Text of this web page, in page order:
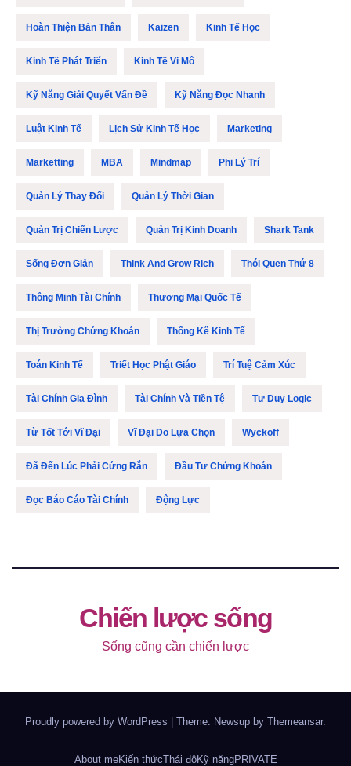
Hoàn Thiện Bản Thân Kaizen Kinh Tế Học
Kinh Tế Phát Triển Kinh Tế Vi Mô
Kỹ Năng Giải Quyết Vấn Đề Kỹ Năng Đọc Nhanh
Luật Kinh Tế Lịch Sử Kinh Tế Học Marketing
Marketting MBA Mindmap Phi Lý Trí
Quản Lý Thay Đổi Quản Lý Thời Gian
Quản Trị Chiến Lược Quản Trị Kinh Doanh Shark Tank
Sống Đơn Giản Think And Grow Rich Thói Quen Thứ 8
Thông Minh Tài Chính Thương Mại Quốc Tế
Thị Trường Chứng Khoán Thống Kê Kinh Tế
Toán Kinh Tế Triết Học Phật Giáo Trí Tuệ Cảm Xúc
Tài Chính Gia Đình Tài Chính Và Tiền Tệ Tư Duy Logic
Từ Tốt Tới Vĩ Đại Vĩ Đại Do Lựa Chọn Wyckoff
Đã Đến Lúc Phải Cứng Rắn Đầu Tư Chứng Khoán
Đọc Báo Cáo Tài Chính Động Lực
Chiến lược sống
Sống cũng cần chiến lược
Proudly powered by WordPress Theme: Newsup by Themeansar.
About meKiến thứcThái độKỹ năngPRIVATE